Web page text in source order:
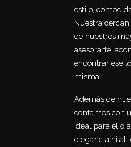
estilo,
Nuestra
de nuestros
asesorarte,
encontrar ese
misma.
Además de
contamos con
ideal para el
elegancia ni al